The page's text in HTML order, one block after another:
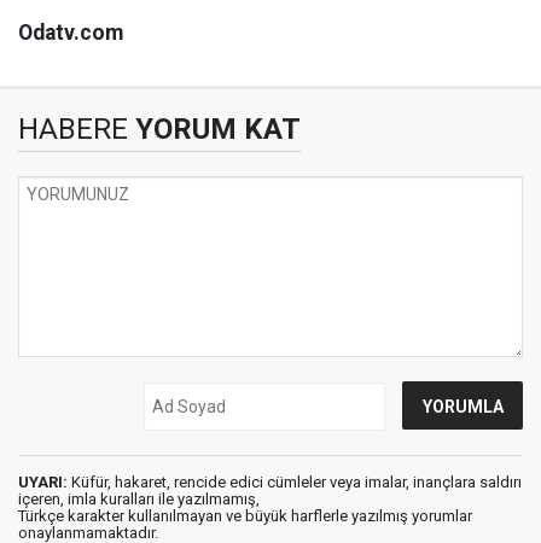
Odatv.com
HABERE YORUM KAT
UYARI: Küfür, hakaret, rencide edici cümleler veya imalar, inançlara saldırı
içeren, imla kuralları ile yazılmamış,
Türkçe karakter kullanılmayan ve büyük harflerle yazılmış yorumlar
onaylanmamaktadır.